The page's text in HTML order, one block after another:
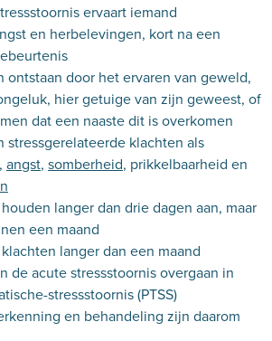
ervaart iemand
en herbelevingen, kort na een
ontstaan door het ervaren van geweld,
hier getuige van zijn geweest, of
dat een naaste dit is overkomen
stressgerelateerde klachten als
angst, somberheid, prikkelbaarheid en
langer dan drie dagen aan, maar
een maand
langer dan een maand
de acute stressstoornis overgaan in
stressstoornis (PTSS)
en behandeling zijn daarom